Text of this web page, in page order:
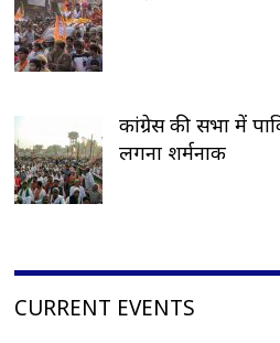
कांग्रेस की सभा में
लगना शर्मनाक
CURRENT EVENTS